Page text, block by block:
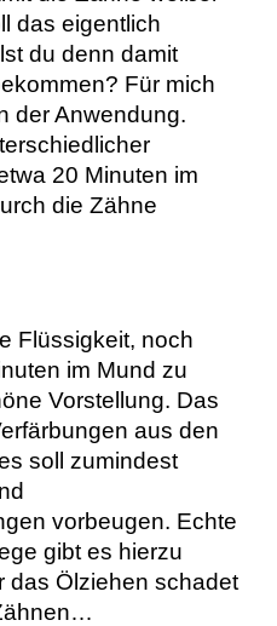
das eigentlich
du denn damit
Für mich
der Anwendung.
20 Minuten im
die Zähne
Flüssigkeit, noch
im Mund zu
Vorstellung. Das
aus den
soll zumindest
vorbeugen. Echte
gibt es hierzu
das Ölziehen schadet